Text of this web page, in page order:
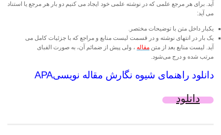
آید. برای هر مرجع علمی که در نوشته علمی خود ایجاد می کنیم دو بار هر مرجع یا استناد
می آید:
یکبار داخل متن با توضیحات مختصر.
یک بار در انتهای نوشته و در قسمت لیست منابع و مراجع که با جزئیات کامل می
آید. لیست منابع بعد از متن مقاله ، ولی پیش از ضمائم آن، به صورت الفبای
مرتب شده و درج می‌شود.
دانلود راهنمای شیوه نگارش مقاله نویسیAPA
دانلود